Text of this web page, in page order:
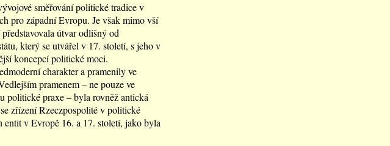
směřování politické tradice v
pro západní Evropu. Je však mimo vší
útvar odlišný od
který se utvářel v 17. století, s jeho v
koncepcí politické moci.
charakter a pramenily ve
pramenem – ne pouze ve
politické praxe – byla rovněž antická
zřízení Rzeczpospolité v politické
v Evropě 16. a 17. století, jako byla